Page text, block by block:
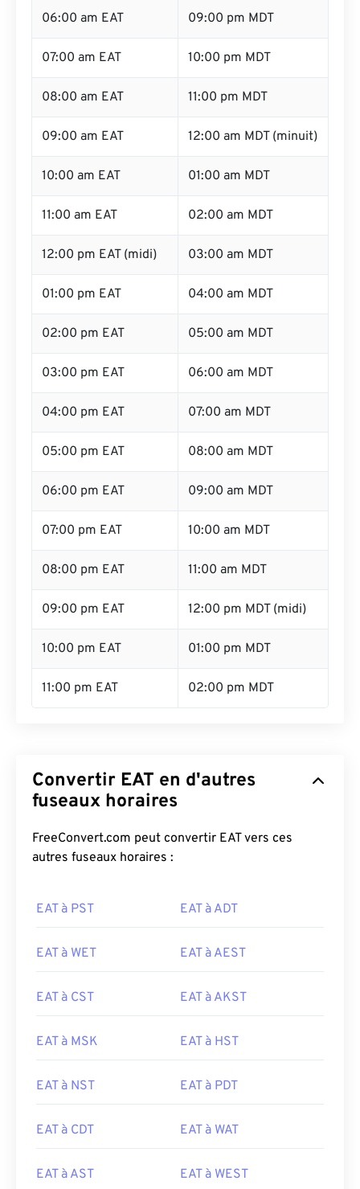
06:00 am EAT 09:00 pm MDT
07:00 am EAT 10:00 pm MDT
08:00 am EAT 11:00 pm MDT
09:00 am EAT 12:00 am MDT (minuit)
10:00 am EAT 01:00 am MDT
11:00 am EAT 02:00 am MDT
12:00 pm EAT (midi) 03:00 am MDT
01:00 pm EAT 04:00 am MDT
02:00 pm EAT 05:00 am MDT
03:00 pm EAT 06:00 am MDT
04:00 pm EAT 07:00 am MDT
05:00 pm EAT 08:00 am MDT
06:00 pm EAT 09:00 am MDT
07:00 pm EAT 10:00 am MDT
08:00 pm EAT 11:00 am MDT
09:00 pm EAT 12:00 pm MDT (midi)
10:00 pm EAT 01:00 pm MDT
11:00 pm EAT 02:00 pm MDT
Convertir EAT en d'autres
fuseaux horaires
FreeConvert.com peut convertir EAT vers ces
autres fuseaux horaires :
EAT à PST EAT à ADT
EAT à WET EAT à AEST
EAT à CST EAT à AKST
EAT à MSK EAT à HST
EAT à NST EAT à PDT
EAT à CDT EAT à WAT
EAT à AST EAT à WEST